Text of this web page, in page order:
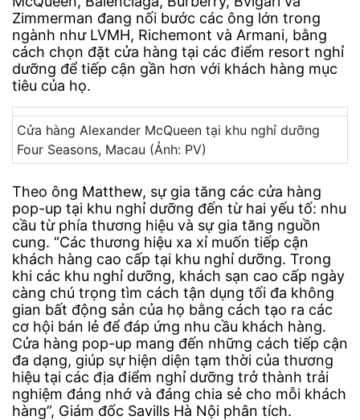
Zimmerman đang nối bước các ông lớn trong
ngành như LVMH, Richemont và Armani, bằng
cách chọn đặt cửa hàng tại các điểm resort nghỉ
dưỡng để tiếp cận gần hơn với khách hàng mục
tiêu của họ.
Cửa hàng Alexander McQueen tại khu nghỉ dưỡng
Four Seasons, Macau (Ảnh: PV)
Theo ông Matthew, sự gia tăng các cửa hàng
pop-up tại khu nghỉ dưỡng đến từ hai yếu tố: nhu
cầu từ phía thương hiệu và sự gia tăng nguồn
cung. “Các thương hiệu xa xỉ muốn tiếp cận
khách hàng cao cấp tại khu nghỉ dưỡng. Trong
khi các khu nghỉ dưỡng, khách sạn cao cấp ngày
càng chú trọng tìm cách tận dụng tối đa không
gian bất động sản của họ bằng cách tạo ra các
cơ hội bán lẻ để đáp ứng nhu cầu khách hàng.
Cửa hàng pop-up mang đến những cách tiếp cận
đa dạng, giúp sự hiện diện tạm thời của thương
hiệu tại các địa điểm nghỉ dưỡng trở thành trải
nghiệm đáng nhớ và đáng chia sẻ cho mỗi khách
hàng”, Giám đốc Savills Hà Nội phân tích.